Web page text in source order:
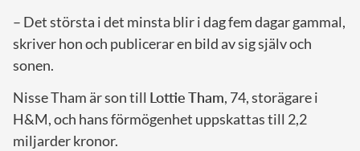
– Det största i det minsta blir i dag fem dagar gammal,
skriver hon och publicerar en bild av sig själv och
sonen.
Nisse Tham är son till Lottie Tham, 74, storägare i
H&M, och hans förmögenhet uppskattas till 2,2
miljarder kronor.